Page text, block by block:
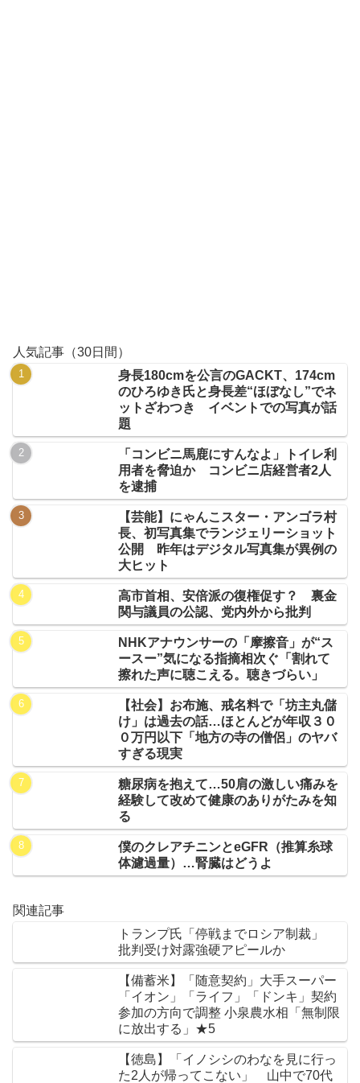
人気記事（30日間）
身長180cmを公言のGACKT、174cm
のひろゆき氏と身長差“ほぼなし”でネ
ットざわつき イベントでの写真が話
題
「コンビニ馬鹿にすんなよ」トイレ利
用者を脅迫か コンビニ店経営者2人
を逮捕
【芸能】にゃんこスター・アンゴラ村
長、初写真集でランジェリーショット
公開 昨年はデジタル写真集が異例の
大ヒット
高市首相、安倍派の復権促す？ 裏金
関与議員の公認、党内外から批判
NHKアナウンサーの「摩擦音」が“ス
ースー”気になる指摘相次ぐ「割れて
擦れた声に聴こえる。聴きづらい」
【社会】お布施、戒名料で「坊主丸儲
け」は過去の話…ほとんどが年収３０
０万円以下「地方の寺の僧侶」のヤバ
すぎる現実
糖尿病を抱えて…50肩の激しい痛みを
経験して改めて健康のありがたみを知
る
僕のクレアチニンとeGFR（推算糸球
体濾過量）…腎臓はどうよ
関連記事
トランプ氏「停戦までロシア制裁」
批判受け対露強硬アピールか
【備蓄米】「随意契約」大手スーパー
「イオン」「ライフ」「ドンキ」契約
参加の方向で調整 小泉農水相「無制限
に放出する」★5
【徳島】「イノシシのわなを見に行っ
た2人が帰ってこない」 山中で70代